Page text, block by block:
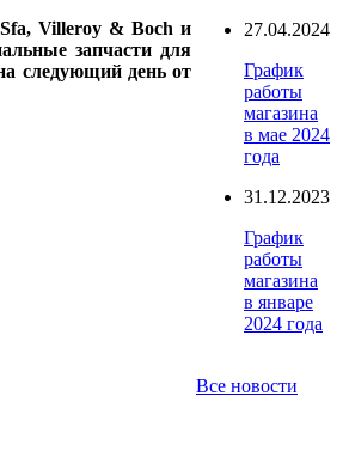
Villeroy & Boch и
запчасти для
следующий день от
27.04.2024
График
работы
магазина
в мае 2024
года
31.12.2023
График
работы
магазина
в январе
2024 года
Все новости